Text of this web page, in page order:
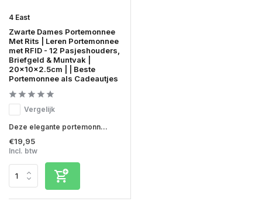
4 East
Zwarte Dames Portemonnee
Met Rits | Leren Portemonnee
met RFID - 12 Pasjeshouders,
Briefgeld & Muntvak |
20x10x2.5cm | | Beste
Portemonnee als Cadeautjes
Vergelijk
Deze elegante portemonn...
€19,95
Incl. btw